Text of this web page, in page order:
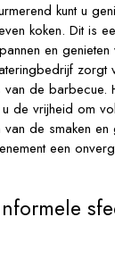
kunt u
koken. Dit is
en
zorgt
van de barbecue.
de vrijheid om
van de smaken
een